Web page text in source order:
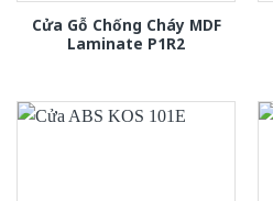
Cửa Gỗ Chống Cháy MDF
Laminate P1R2